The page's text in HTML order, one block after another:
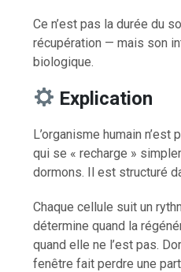
Ce n’est pas la durée du
récupération — mais son
biologique.
Explication
L’organisme humain
qui se « recharge »
dormons. Il est structuré
Chaque cellule suit un
détermine quand la
quand elle ne l’est pas.
fenêtre fait perdre une